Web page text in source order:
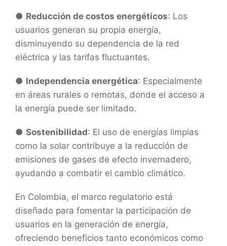
● Reducción de costos energéticos: Los
usuarios generan su propia energía,
disminuyendo su dependencia de la red
eléctrica y las tarifas fluctuantes.
● Independencia energética: Especialmente
en áreas rurales o remotas, donde el acceso a
la energía puede ser limitado.
● Sostenibilidad: El uso de energías limpias
como la solar contribuye a la reducción de
emisiones de gases de efecto invernadero,
ayudando a combatir el cambio climático.
En Colombia, el marco regulatorio está
diseñado para fomentar la participación de
usuarios en la generación de energía,
ofreciendo beneficios tanto económicos como